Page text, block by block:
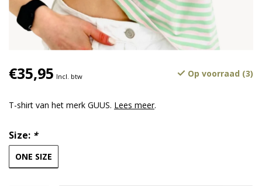
€35,95 Incl. btw Op voorraad (3)
T-shirt van het merk GUUS. Lees meer.
Size: *
ONE SIZE